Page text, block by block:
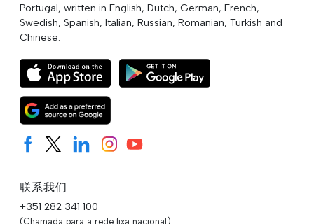
Portugal, written in English, Dutch, German, French,
Swedish, Spanish, Italian, Russian, Romanian, Turkish and
Chinese.
联系我们
+351 282 341 100
(Chamada para a rede fixa nacional)